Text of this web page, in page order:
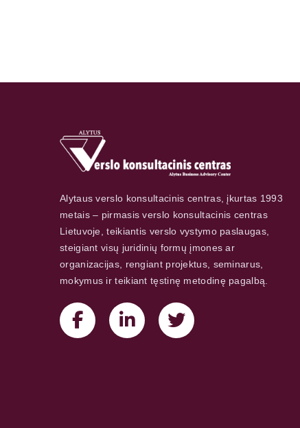
Alytaus verslo konsultacinis centras, įkurtas 1993
metais – pirmasis verslo konsultacinis centras
Lietuvoje, teikiantis verslo vystymo paslaugas,
steigiant visų juridinių formų įmones ar
organizacijas, rengiant projektus, seminarus,
mokymus ir teikiant tęstinę metodinę pagalbą.